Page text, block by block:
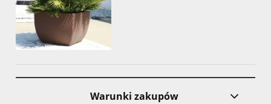
Warunki zakupów